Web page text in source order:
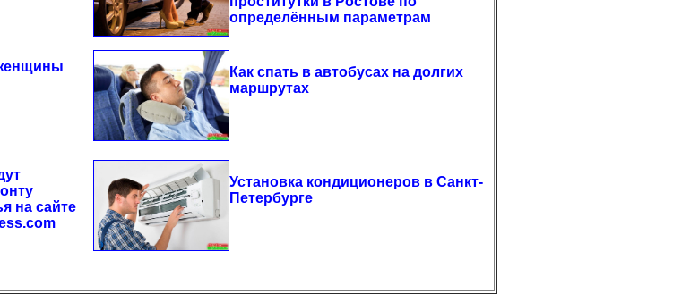
определённым параметрам
Как спать в автобусах на долгих
маршрутах
на сайте
Установка кондиционеров в Санкт-
Петербурге